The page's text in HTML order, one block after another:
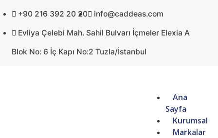
+90 216 392 20 20 info@caddeas.com
Evliya Çelebi Mah. Sahil Bulvarı İçmeler Elexia A
Blok No: 6 İç Kapı No:2 Tuzla/İstanbul
Ana
Sayfa
Kurumsal
Markalar